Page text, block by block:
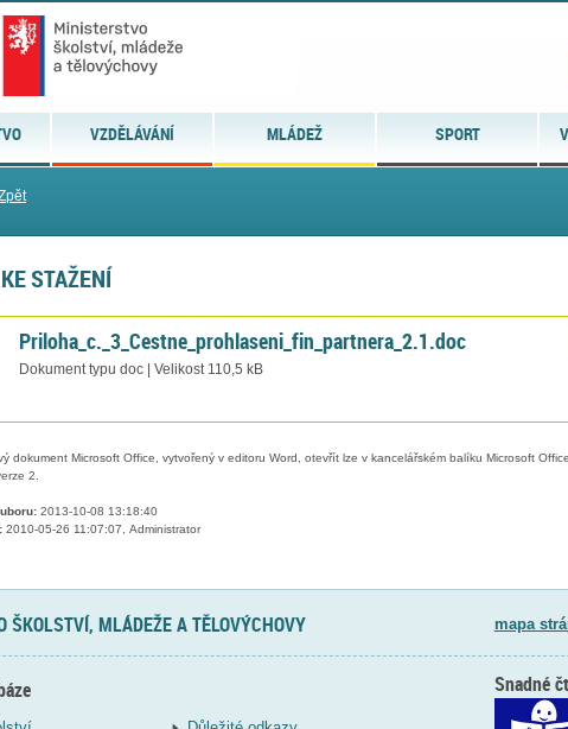
VZDĚLÁVÁNÍ MLÁDEŽ SPORT
STAŽENÍ
Priloha_c._3_Cestne_prohlaseni_fin_partnera_2.1.doc
Dokument typu doc | Velikost 110,5 kB
dokument Microsoft Office, vytvořený v editoru Word, otevřít lze v kancelářském balíku Microsoft
2.
2013-10-08 13:18:40
2010-05-26 11:07:07, Administrator
ŠKOLSTVÍ, MLÁDEŽE A TĚLOVÝCHOVY mapa
Snadné